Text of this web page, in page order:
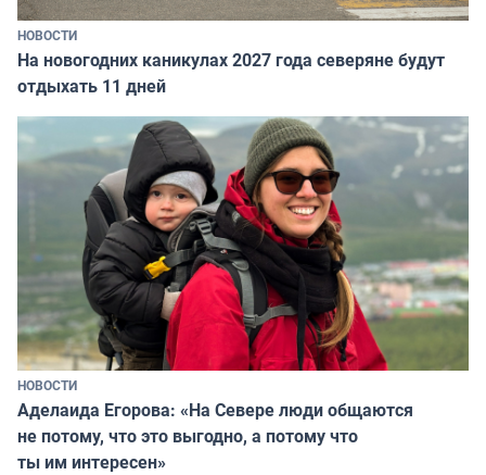
НОВОСТИ
На новогодних каникулах 2027 года северяне будут
отдыхать 11 дней
НОВОСТИ
Аделаида Егорова: «На Севере люди общаются
не потому, что это выгодно, а потому что
ты им интересен»